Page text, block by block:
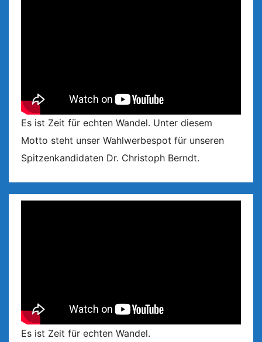
Es ist Zeit für echten Wandel. Unter diesem
Motto steht unser Wahlwerbespot für unseren
Spitzenkandidaten Dr. Christoph Berndt.
Es ist Zeit für echten Wandel.